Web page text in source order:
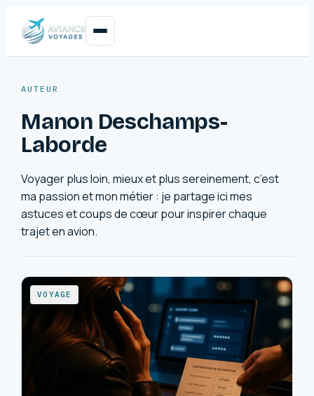
AUTEUR
Manon Deschamps-
Laborde
Voyager plus loin, mieux et plus sereinement, c’est
ma passion et mon métier : je partage ici mes
astuces et coups de cœur pour inspirer chaque
trajet en avion.
VOYAGE